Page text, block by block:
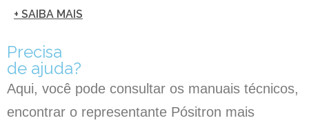
+ SAIBA MAIS
Precisa
de ajuda?
Aqui, você pode consultar os manuais técnicos,
encontrar o representante Pósitron mais